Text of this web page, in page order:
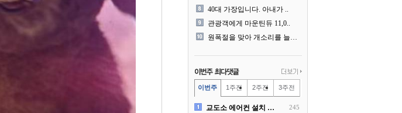
40대 가장입니다. 아내가 ..
관광객에게 마운틴듀 11,0..
원폭절을 맞아 개소리를 늘어..
이번주 1주전 2주전 3주전
교도소 에어컨 설치 논란.... 245